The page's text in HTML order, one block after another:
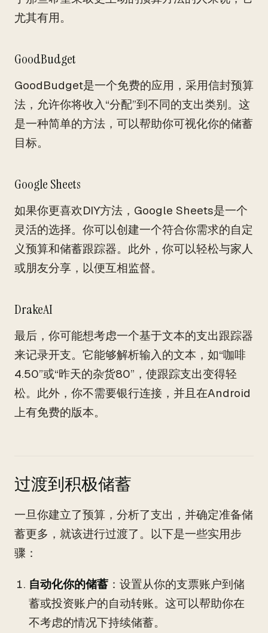
尤其有用。
GoodBudget
GoodBudget是一个免费的应用，采用信封预算
法，允许你将收入“分配”到不同的支出类别。这
是一种简单的方法，可以帮助你可视化你的储蓄
目标。
Google Sheets
如果你更喜欢DIY方法，Google Sheets是一个
灵活的选择。你可以创建一个符合你需求的自定
义预算和储蓄跟踪器。此外，你可以轻松与家人
或朋友分享，以便互相监督。
DrakeAI
最后，你可能想考虑一个基于文本的支出跟踪器
来记录开支。它能够解析输入的文本，如“咖啡
4.50”或“昨天的杂货80”，使跟踪支出变得轻
松。此外，你不需要银行连接，并且在Android
上有免费的版本。
过渡到积极储蓄
一旦你建立了预算，分析了支出，并确定准备储
蓄更多，就该进行过渡了。以下是一些实用步
骤：
自动化你的储蓄 ：设置从你的支票账户到储
蓄或投资账户的自动转账。这可以帮助你在
不考虑的情况下持续储蓄。